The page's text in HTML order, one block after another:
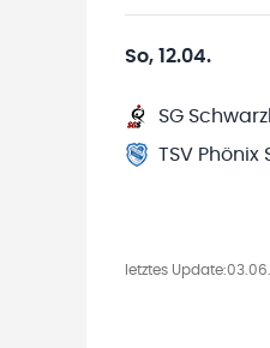
So, 12.04.
SG
TSV Phönix
letztes Update: